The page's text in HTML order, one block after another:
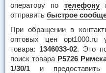
оператору по телефонув
отправить быстрое
При обращении в
оптовых цен opt1000.ru
товара: 1346033-02. Это
поиск товара Р5726
1/30/1 и